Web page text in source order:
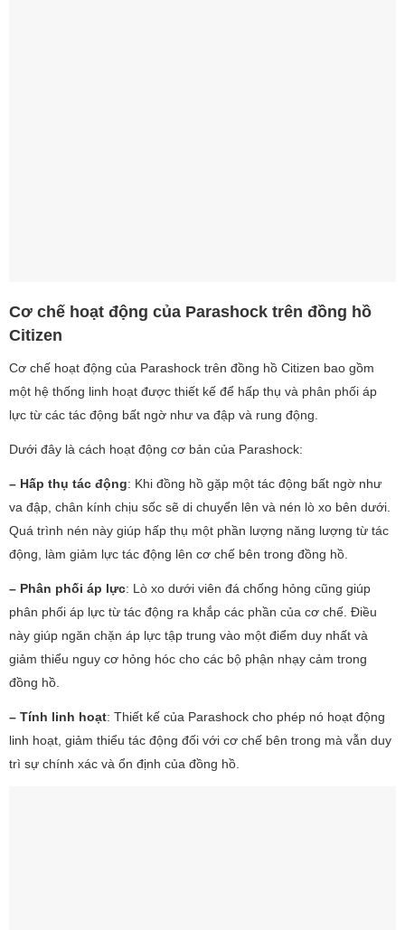
Cơ chế hoạt động của Parashock trên đồng hồ
Citizen
Cơ chế hoạt động của Parashock trên đồng hồ Citizen bao gồm
một hệ thống linh hoạt được thiết kế để hấp thụ và phân phối áp
lực từ các tác động bất ngờ như va đập và rung động.
Dưới đây là cách hoạt động cơ bản của Parashock:
– Hấp thụ tác động: Khi đồng hồ gặp một tác động bất ngờ như
va đập, chân kính chịu sốc sẽ di chuyển lên và nén lò xo bên dưới.
Quá trình nén này giúp hấp thụ một phần lượng năng lượng từ tác
động, làm giảm lực tác động lên cơ chế bên trong đồng hồ.
– Phân phối áp lực: Lò xo dưới viên đá chống hỏng cũng giúp
phân phối áp lực từ tác động ra khắp các phần của cơ chế. Điều
này giúp ngăn chặn áp lực tập trung vào một điểm duy nhất và
giảm thiểu nguy cơ hỏng hóc cho các bộ phận nhạy cảm trong
đồng hồ.
– Tính linh hoạt: Thiết kế của Parashock cho phép nó hoạt động
linh hoạt, giảm thiểu tác động đối với cơ chế bên trong mà vẫn duy
trì sự chính xác và ổn định của đồng hồ.